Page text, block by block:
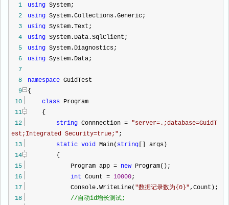
1 using System;
2
using System.Collections.Generic;
3
using System.Text;
4
using System.Data.SqlClient;
5
using System.Diagnostics;
6
using System.Data;
7
8
namespace GuidTest
9
{
10
class Program
11
{
12
string Connnection = "server=.;database=GuidT
est;Integrated Security=true; " ;
13
static void Main( string [] args)
14
{
15
Program app = new Program();
16
int Count = 10000;
17
Console.WriteLine( "数据记录数为{0}",Count);
18
//自动id增长测试;